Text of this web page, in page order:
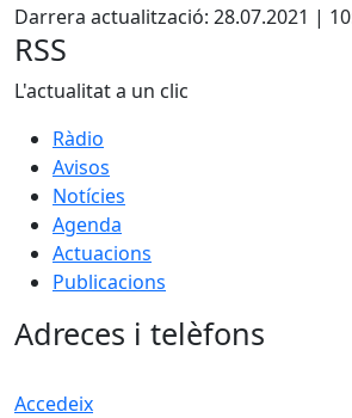
Darrera actualització: 28.07.2021 |
RSS
L'actualitat a un clic
Ràdio
Avisos
Notícies
Agenda
Actuacions
Publicacions
Adreces i telèfons
Accedeix